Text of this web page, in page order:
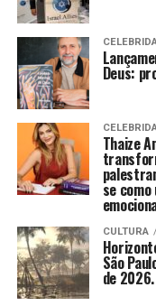
Deus:
Thaize
se
CULTURA
São
de 2026.